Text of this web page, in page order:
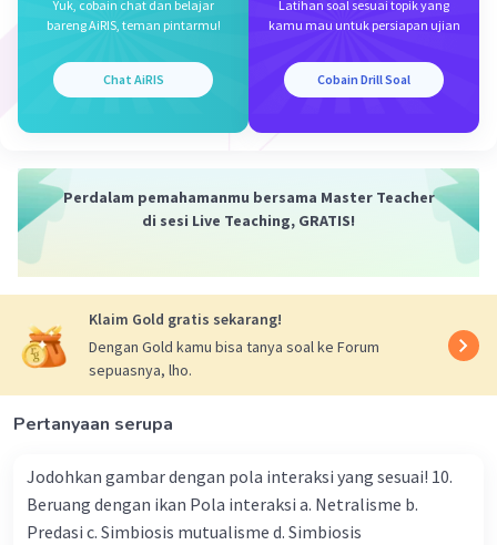
Urea adalah salah satu zat hasil perombakan
harus dibuang keluar tubuh. Dari hati,
dikeluarkan bersama urine.
Beri Rating·0.0(0) Balas
Iklan
Nanda R
Jawaban terverifikasi
jawabannya adalah B.
urea, pigmen, empedu, dan racun.
Beri Rating ·0.0(0) Balas
Yuk, cobain chat dan belajar
bareng AiRIS, teman pintarmu!
Chat AiRIS
Latihan soal sesuai topik yang
kamu mau untuk persiapan ujian
Cobain Drill Soal
Perdalam pemahamanmu bersama Master Teacher
di sesi Live Teaching, GRATIS!
Klaim Gold gratis sekarang!
Dengan Gold kamu bisa tanya soal ke Forum
sepuasnya, lho.
Pertanyaan serupa
Jodohkan gambar dengan pola interaksi yang sesuai! 10.
Beruang dengan ikan Pola interaksi a. Netralisme b.
Predasi c. Simbiosis mutualisme d. Simbiosis